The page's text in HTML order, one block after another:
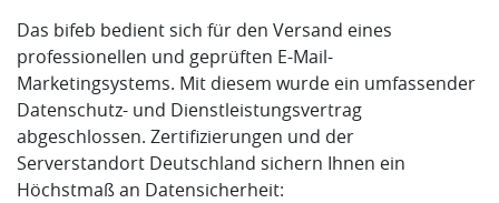
Das bifeb bedient sich für den Versand eines
professionellen und geprüften E-Mail-
Marketingsystems. Mit diesem wurde ein umfassender
Datenschutz- und Dienstleistungsvertrag
abgeschlossen. Zertifizierungen und der
Serverstandort Deutschland sichern Ihnen ein
Höchstmaß an Datensicherheit: